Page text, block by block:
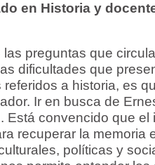
en Historia y
las preguntas que
dificultades que
referidos a historia, es
Ir en busca de
Está convencido que el
recuperar la memoria
políticas y